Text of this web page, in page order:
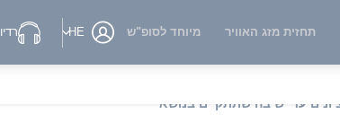
תחזית מזג האוויר מיוחד לסופ"ש HE רדיו